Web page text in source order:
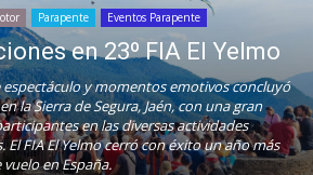
Parapente Eventos Parapente
en 23º FIA El Yelmo
espectáculo y momentos emotivos concluyó
la Sierra de Segura, Jaén, con una gran
en las diversas actividades
El FIA El Yelmo cerró con éxito un año más
en España.